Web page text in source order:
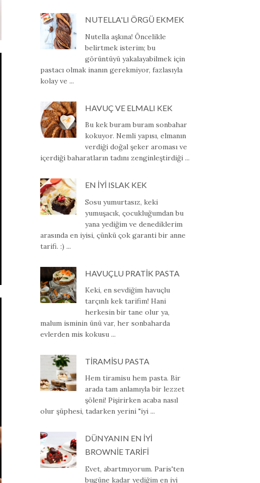
NUTELLA'LI ÖRGÜ EKMEK
Nutella aşkına! Öncelikle
belirtmek isterim; bu
görüntüyü yakalayabilmek için
pastacı olmak inanın gerekmiyor, fazlasıyla
kolay ve ...
HAVUÇ VE ELMALI KEK
Bu kek buram buram sonbahar
kokuyor. Nemli yapısı, elmanın
verdiği doğal şeker aroması ve
içerdiği baharatların tadını zenginleştirdiği ...
EN İYİ ISLAK KEK
Sosu yumurtasız, keki
yumuşacık, çocukluğumdan bu
yana yediğim ve denediklerim
arasında en iyisi, çünkü çok garanti bir anne
tarifi. :) ...
HAVUÇLU PRATİK PASTA
Keki, en sevdiğim havuçlu
tarçınlı kek tarifim! Hani
herkesin bir tane olur ya,
malum isminin ünü var, her sonbaharda
evlerden mis kokusu ...
TİRAMİSU PASTA
Hem tiramisu hem pasta. Bir
arada tam anlamıyla bir lezzet
şöleni! Pişirirken acaba nasıl
olur şüphesi, tadarken yerini "iyi ...
DÜNYANIN EN İYİ
BROWNİE TARİFİ
Evet, abartmıyorum. Paris'ten
bugüne kadar yediğim en iyi